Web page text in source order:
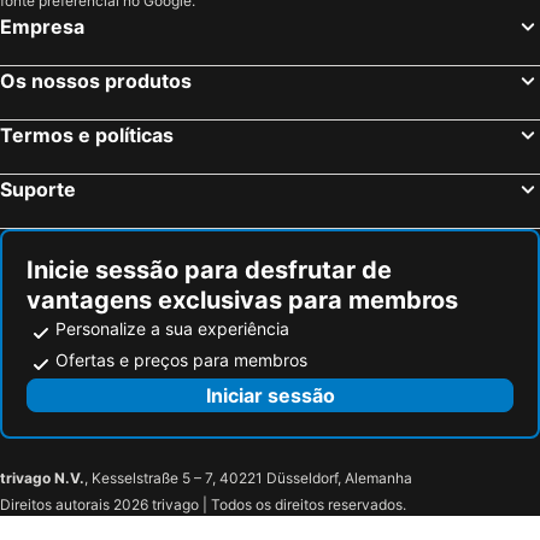
Taranto, Apúlia Hotéis
Florença, Toscana Hotéis
Bolonha, Emília-Romanha Hotéis
Palermo, Sicília Hotéis
Empresa
Os nossos produtos
Termos e políticas
Suporte
Inicie sessão para desfrutar de
vantagens exclusivas para membros
Personalize a sua experiência
Ofertas e preços para membros
Iniciar sessão
trivago N.V., Kesselstraße 5 – 7, 40221 Düsseldorf, Alemanha
Direitos autorais 2026 trivago | Todos os direitos reservados.